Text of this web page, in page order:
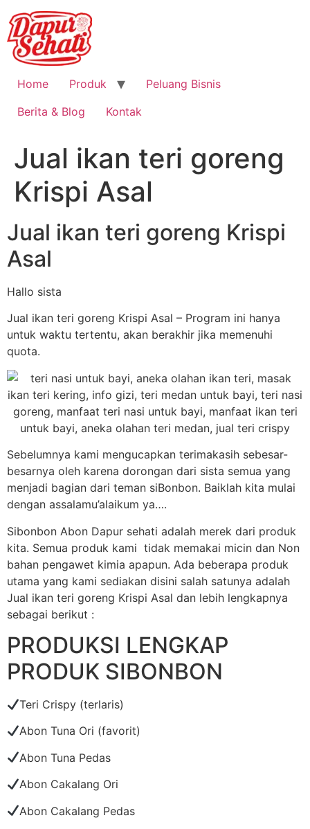
Home Produk
Peluang Bisnis
Berita & Blog
Kontak
Jual ikan teri goreng
Krispi Asal
Jual ikan teri goreng Krispi
Asal
Hallo sista
Jual ikan teri goreng Krispi Asal – Program ini hanya
untuk waktu tertentu, akan berakhir jika memenuhi
quota.
Sebelumnya kami mengucapkan terimakasih sebesar-
besarnya oleh karena dorongan dari sista semua yang
menjadi bagian dari teman siBonbon. Baiklah kita mulai
dengan assalamu’alaikum ya….
Sibonbon Abon Dapur sehati adalah merek dari produk
kita. Semua produk kami tidak memakai micin dan Non
bahan pengawet kimia apapun. Ada beberapa produk
utama yang kami sediakan disini salah satunya adalah
Jual ikan teri goreng Krispi Asal dan lebih lengkapnya
sebagai berikut :
PRODUKSI LENGKAP
PRODUK SIBONBON
Teri Crispy (terlaris)
Abon Tuna Ori (favorit)
Abon Tuna Pedas
Abon Cakalang Ori
Abon Cakalang Pedas